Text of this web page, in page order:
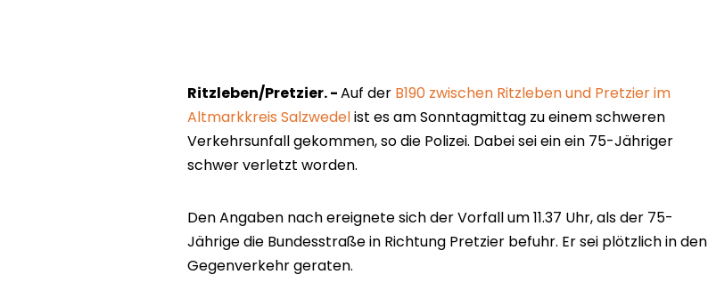
Ritzleben/Pretzier. -Auf der B190 zwischen Ritzleben und Pretzier im
Altmarkkreis Salzwedelist es am Sonntagmittag zu einem schweren
Verkehrsunfall gekommen, so die Polizei. Dabei sei ein ein 75-Jähriger
schwer verletzt worden.
Den Angaben nach ereignete sich der Vorfall um 11.37 Uhr, als der 75-
Jährige die Bundesstraße in Richtung Pretzier befuhr. Er sei plötzlich in den
Gegenverkehr geraten.